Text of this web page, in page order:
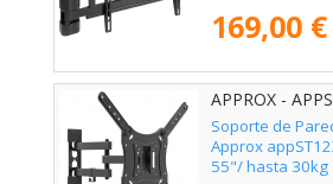
169,00 €
APPROX -
Soporte de
Approx
55"/ hasta 30kg